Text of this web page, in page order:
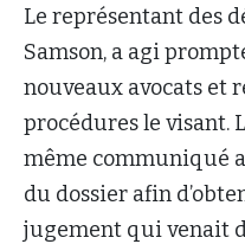
Le représentant des
Samson, a agi
nouveaux avocats et
procédures le visant.
même communiqué
du dossier afin
jugement qui venait